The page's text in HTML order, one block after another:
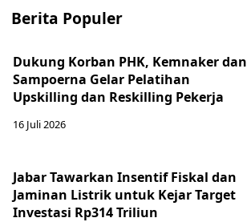
Berita Populer
Dukung Korban PHK, Kemnaker dan
Sampoerna Gelar Pelatihan
Upskilling dan Reskilling Pekerja
16 Juli 2026
Jabar Tawarkan Insentif Fiskal dan
Jaminan Listrik untuk Kejar Target
Investasi Rp314 Triliun